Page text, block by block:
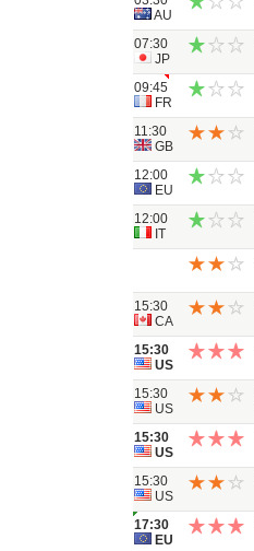
AU
07:30
JP
09:45
FR
11:30
GB
12:00
EU
12:00
IT
15:30
CA
15:30
US
15:30
US
15:30
US
15:30
US
17:30
EU